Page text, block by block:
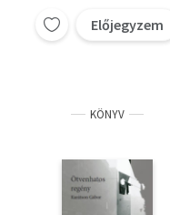
Előjegyzem
KÖNYV